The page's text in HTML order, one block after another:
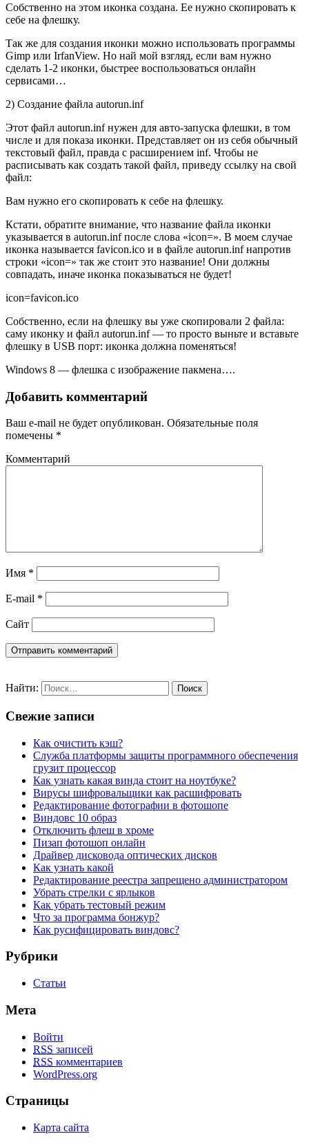
Собственно на этом иконка создана. Ее нужно скопировать к
себе на флешку.
Так же для создания иконки можно использовать программы
Gimp или IrfanView. Но най мой взгляд, если вам нужно
сделать 1-2 иконки, быстрее воспользоваться онлайн
сервисами…
2) Создание файла autorun.inf
Этот файл autorun.inf нужен для авто-запуска флешки, в том
числе и для показа иконки. Представляет он из себя обычный
текстовый файл, правда с расширением inf. Чтобы не
расписывать как создать такой файл, приведу ссылку на свой
файл:
Вам нужно его скопировать к себе на флешку.
Кстати, обратите внимание, что название файла иконки
указывается в autorun.inf после слова «icon=». В моем случае
иконка называется favicon.ico и в файле autorun.inf напротив
строки «icon=» так же стоит это название! Они должны
совпадать, иначе иконка показываться не будет!
icon=favicon.ico
Собственно, если на флешку вы уже скопировали 2 файла:
саму иконку и файл autorun.inf — то просто выньте и вставьте
флешку в USB порт: иконка должна поменяться!
Windows 8 — флешка с изображение пакмена….
Добавить комментарий
Ваш e-mail не будет опубликован. Обязательные поля
помечены *
Комментарий
Имя *
E-mail *
Сайт
Найти:
Свежие записи
Как очистить кэш?
Служба платформы защиты программного обеспечения
грузит процессор
Как узнать какая винда стоит на ноутбуке?
Вирусы шифровальщики как расшифровать
Редактирование фотографии в фотошопе
Виндовс 10 образ
Отключить флеш в хроме
Пизап фотошоп онлайн
Драйвер дисковода оптических дисков
Как узнать какой
Редактирование реестра запрещено администратором
Убрать стрелки с ярлыков
Как убрать тестовый режим
Что за программа бонжур?
Как русифицировать виндовс?
Рубрики
Статьи
Мета
Войти
RSS записей
RSS комментариев
WordPress.org
Страницы
Карта сайта